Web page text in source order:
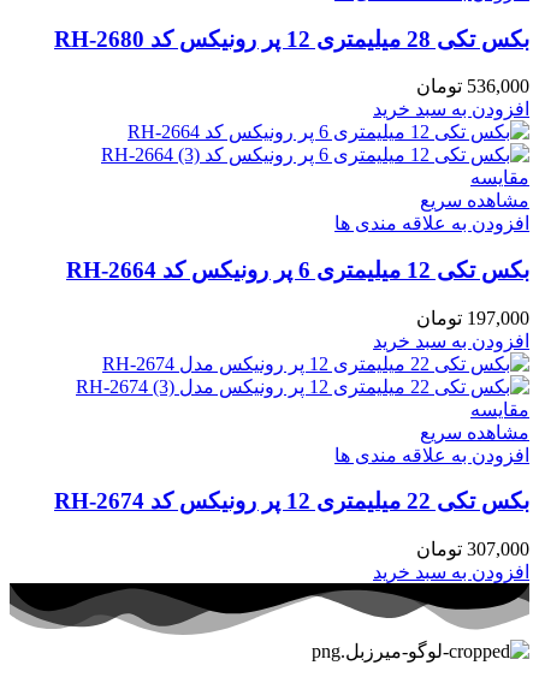
بکس تکی 28 میلیمتری 12 پر رونیکس کد RH-2680
536,000 تومان
افزودن به سبد خرید
مقایسه
مشاهده سریع
افزودن به علاقه مندی ها
بکس تکی 12 میلیمتری 6 پر رونیکس کد RH-2664
197,000 تومان
افزودن به سبد خرید
مقایسه
مشاهده سریع
افزودن به علاقه مندی ها
بکس تکی 22 میلیمتری 12 پر رونیکس کد RH-2674
307,000 تومان
افزودن به سبد خرید